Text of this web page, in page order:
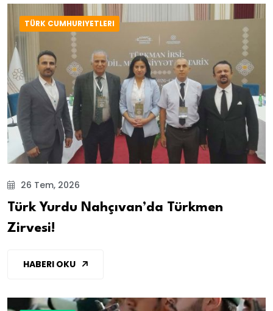
TÜRK CUMHURIYETLERI
26 Tem, 2026
Türk Yurdu Nahçıvan’da Türkmen
Zirvesi!
HABERI OKU